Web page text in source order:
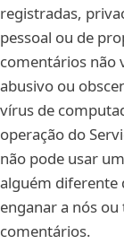
registradas,
pessoal ou de
comentários não
abusivo ou
vírus de
operação do
não pode usar
alguém diferente
enganar a nós
comentários.